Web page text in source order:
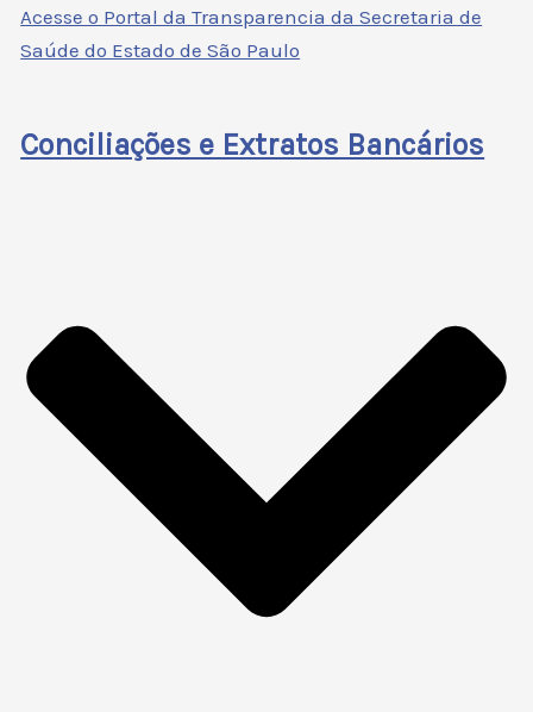
Acesse o Portal da Transparencia da Secretaria de
Saúde do Estado de São Paulo
Conciliações e Extratos Bancários